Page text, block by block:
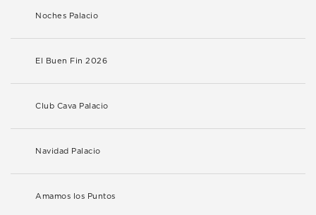
Noches Palacio
El Buen Fin 2026
Club Cava Palacio
Navidad Palacio
Amamos los Puntos